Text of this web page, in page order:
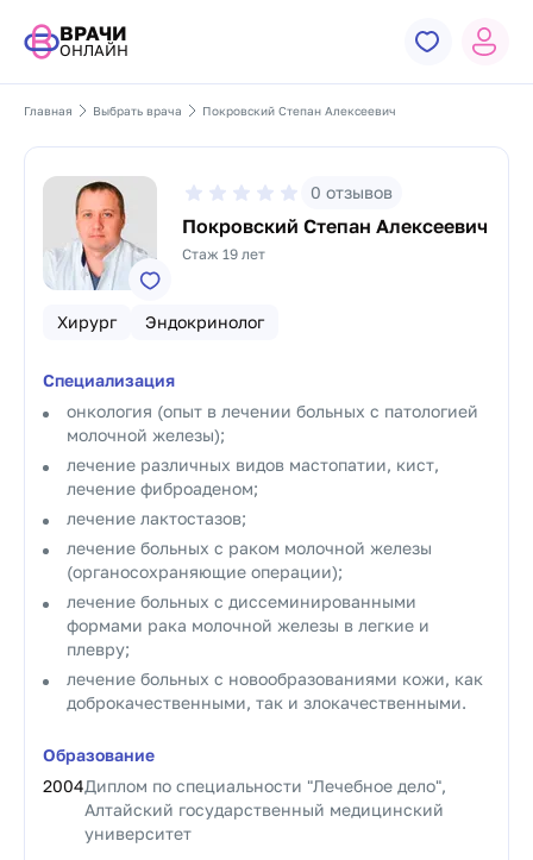
ВРАЧИ
ОНЛАЙН
Главная Выбрать врача Покровский Степан Алексеевич
0 отзывов
Покровский Степан Алексеевич
Стаж 19 лет
Хирург Эндокринолог
Специализация
онкология (опыт в лечении больных с патологией
молочной железы);
лечение различных видов мастопатии, кист,
лечение фиброаденом;
лечение лактостазов;
лечение больных с раком молочной железы
(органосохраняющие операции);
лечение больных с диссеминированными
формами рака молочной железы в легкие и
плевру;
лечение больных с новообразованиями кожи, как
доброкачественными, так и злокачественными.
Образование
2004Диплом по специальности "Лечебное дело",
Алтайский государственный медицинский
университет